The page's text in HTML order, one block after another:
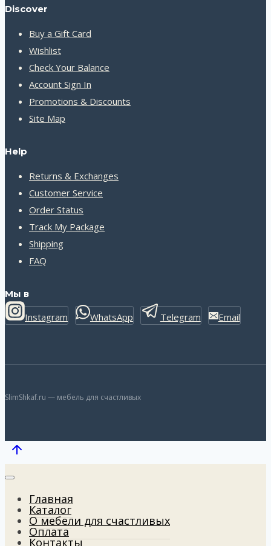
Discover
Buy a Gift Card
Wishlist
Check Your Balance
Account Sign In
Promotions & Discounts
Site Map
Help
Returns & Exchanges
Customer Service
Order Status
Track My Package
Shipping
FAQ
Мы в
Instagram WhatsApp Telegram Email
SlimShkaf.ru — мебель для счастливых
Главная
Каталог
О мебели для счастливых
Оплата
Контакты